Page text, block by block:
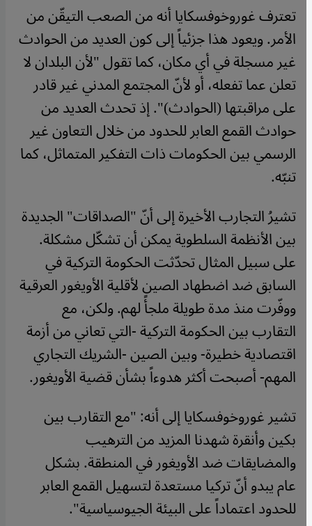
تعترف غوروخوفسكايا أنه من الصعب التيقّن من
الأمر. ويعود هذا جزئياً إلى كون العديد من الحوادث
غير مسجلة في أي مكان، كما تقول "لأن البلدان لا
تعلن عما تفعله، أو لأنّ المجتمع المدني غير قادر
على مراقبتها (الحوادث)". إذ تحدث العديد من
حوادث القمع العابر للحدود من خلال التعاون غير
الرسمي بين الحكومات ذات التفكير المتماثل، كما
تنبّه.
تشيرُ التجارب الأخيرة إلى أنّ "الصداقات" الجديدة
بين الأنظمة السلطوية يمكن أن تشكّل مشكلة.
على سبيل المثال تحدّثت الحكومة التركية في
السابق ضد اضطهاد الصين لأقلية الأويغور العرقية
ووفّرت منذ مدة طويلة ملجأً لهم. ولكن، مع
التقارب بين الحكومة التركية -التي تعاني من أزمة
اقتصادية خطيرة- وبين الصين -الشريك التجاري
المهم- أصبحت أكثر هدوءاً بشأن قضية الأويغور.
تشير غوروخوفسكايا إلى أنه: "مع التقارب بين
بكين وأنقرة شهدنا المزيد من الترهيب
والمضايقات ضد الأويغور في المنطقة. بشكل
عام يبدو أنّ تركيا مستعدة لتسهيل القمع العابر
للحدود اعتماداً على البيئة الجيوسياسية".